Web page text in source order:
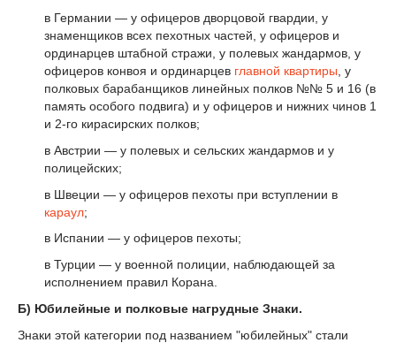
в Германии — у офицеров дворцовой гвардии, у
знаменщиков всех пехотных частей, у офицеров и
ординарцев штабной стражи, у полевых жандармов, у
офицеров конвоя и ординарцев главной квартиры , у
полковых барабанщиков линейных полков №№ 5 и 16 (в
память особого подвига) и у офицеров и нижних чинов 1
и 2-го кирасирских полков;
в Австрии — у полевых и сельских жандармов и у
полицейских;
в Швеции — у офицеров пехоты при вступлении в
караул;
в Испании — у офицеров пехоты;
в Турции — у военной полиции, наблюдающей за
исполнением правил Корана.
Б) Юбилейные и полковые нагрудные Знаки.
Знаки этой категории под названием "юбилейных" стали